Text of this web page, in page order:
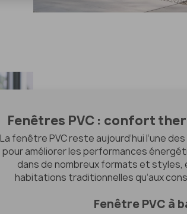
Fenêtres PVC : confort
La fenêtre PVC reste aujourd’hui l’une
pour améliorer les performances
dans de nombreux formats et styles,
habitations traditionnelles qu’aux
Fenêtre PVC à